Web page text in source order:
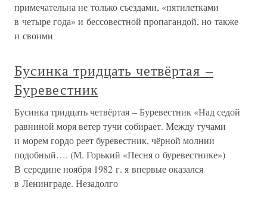
примечательна не только съездами, «пятилетками
в четыре года» и бессовестной пропагандой, но также
и своими
Бусинка тридцать четвёртая –
Буревестник
Бусинка тридцать четвёртая – Буревестник «Над седой
равниной моря ветер тучи собирает. Между тучами
и морем гордо реет буревестник, чёрной молнии
подобный…. (М. Горький «Песня о буревестнике»)
В середине ноября 1982 г. я впервые оказался
в Ленинграде. Незадолго